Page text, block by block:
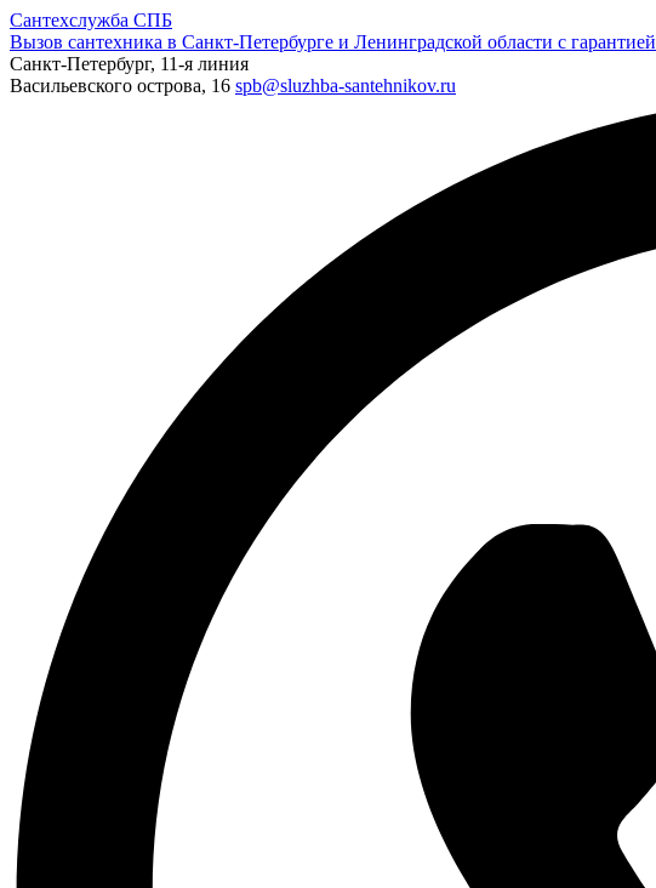
Сантехслужба СПБ
Вызов сантехника в Санкт-Петербурге и Ленинградской области с гарантией
Санкт-Петербург, 11-я линия
Васильевского острова, 16 spb@sluzhba-santehnikov.ru